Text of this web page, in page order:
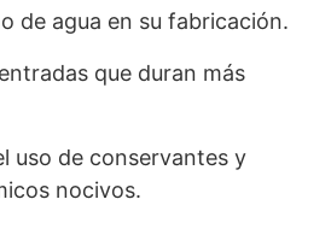
de agua en su fabricación.
que duran más
uso de conservantes y
nocivos.